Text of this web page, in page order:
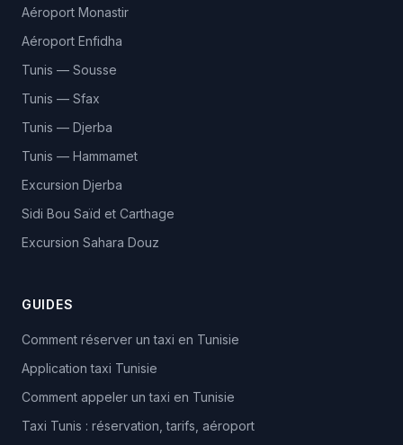
Aéroport Monastir
Aéroport Enfidha
Tunis — Sousse
Tunis — Sfax
Tunis — Djerba
Tunis — Hammamet
Excursion Djerba
Sidi Bou Saïd et Carthage
Excursion Sahara Douz
GUIDES
Comment réserver un taxi en Tunisie
Application taxi Tunisie
Comment appeler un taxi en Tunisie
Taxi Tunis : réservation, tarifs, aéroport